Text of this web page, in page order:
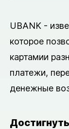
UBANK -
которое
картамии
платежи,
денежные